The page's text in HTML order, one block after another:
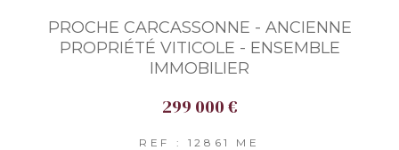
PROCHE CARCASSONNE - ANCIENNE
PROPRIÉTÉ VITICOLE - ENSEMBLE
IMMOBILIER
299 000 €
REF : 12861 ME